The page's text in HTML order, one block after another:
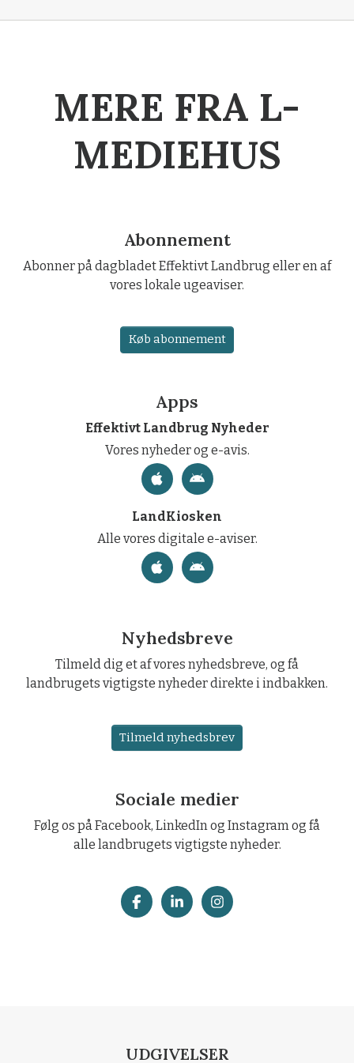
MERE FRA L-
MEDIEHUS
Abonnement
Abonner på dagbladet Effektivt Landbrug eller en af
vores lokale ugeaviser.
Køb abonnement
Apps
Effektivt Landbrug Nyheder
Vores nyheder og e-avis.
LandKiosken
Alle vores digitale e-aviser.
Nyhedsbreve
Tilmeld dig et af vores nyhedsbreve, og få
landbrugets vigtigste nyheder direkte i indbakken.
Tilmeld nyhedsbrev
Sociale medier
Følg os på Facebook, LinkedIn og Instagram og få
alle landbrugets vigtigste nyheder.
UDGIVELSER